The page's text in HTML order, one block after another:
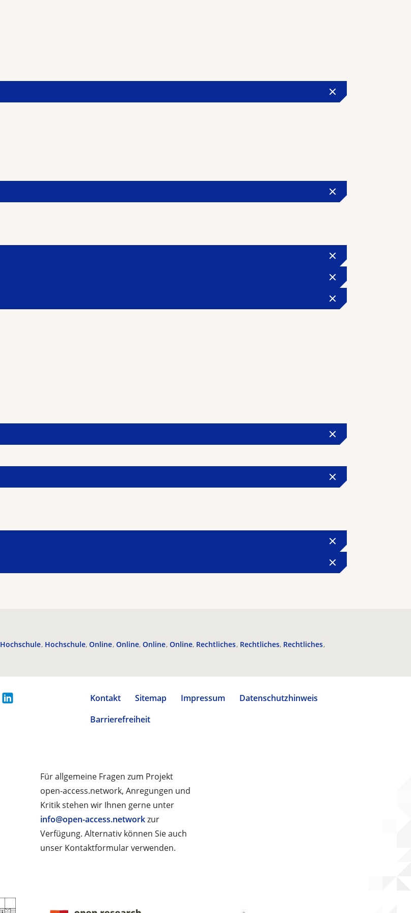
Hochschule Hochschule Online Online Online Online Rechtliches Rechtliches Rechtliches
Kontakt Sitemap Impressum
Datenschutzhinweis
Barrierefreiheit
Für allgemeine Fragen zum Projekt
open-access.network, Anregungen und
Kritik stehen wir Ihnen gerne unter
info@open-access.networkzur
Verfügung. Alternativ können Sie auch
unser Kontaktformular verwenden.